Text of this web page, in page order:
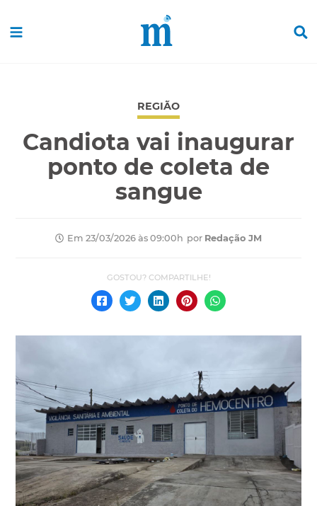
REGIÃO
Candiota vai inaugurar
ponto de coleta de
sangue
Em 23/03/2026 às 09:00h por Redação JM